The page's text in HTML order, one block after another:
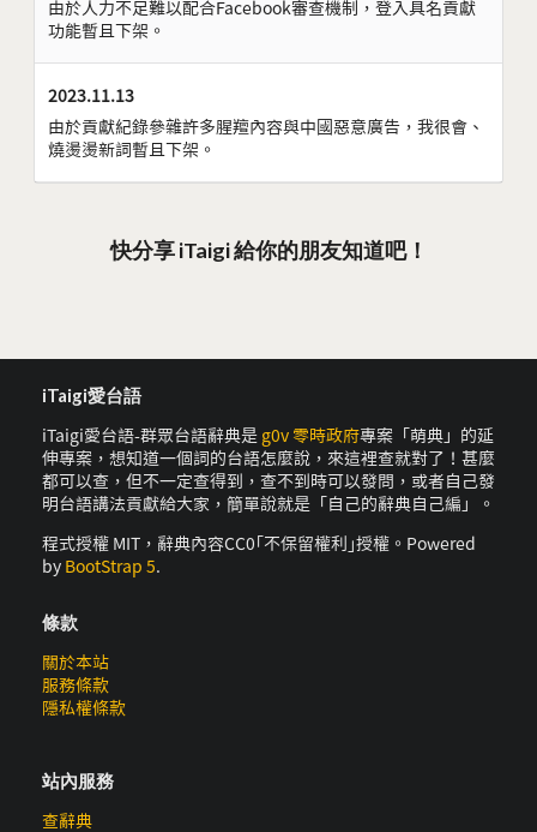
由於人力不足難以配合Facebook審查機制，登入具名貢獻
功能暫且下架。
2023.11.13
由於貢獻紀錄參雜許多腥羶內容與中國惡意廣告，我很會、
燒燙燙新詞暫且下架。
快分享 iTaigi 給你的朋友知道吧！
iTaigi愛台語
iTaigi愛台語-群眾台語辭典是 g0v 零時政府專案「萌典」的延
伸專案，想知道一個詞的台語怎麼說，來這裡查就對了！甚麼
都可以查，但不一定查得到，查不到時可以發問，或者自己發
明台語講法貢獻給大家，簡單說就是「自己的辭典自己編」。
程式授權 MIT，辭典內容CC0｢不保留權利｣授權。Powered
by BootStrap 5.
條款
關於本站
服務條款
隱私權條款
站內服務
查辭典